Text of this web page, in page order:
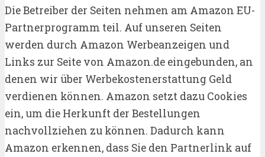
Die Betreiber der Seiten nehmen am Amazon EU-
Partnerprogramm teil. Auf unseren Seiten
werden durch Amazon Werbeanzeigen und
Links zur Seite von Amazon.de eingebunden, an
denen wir über Werbekostenerstattung Geld
verdienen können. Amazon setzt dazu Cookies
ein, um die Herkunft der Bestellungen
nachvollziehen zu können. Dadurch kann
Amazon erkennen, dass Sie den Partnerlink auf